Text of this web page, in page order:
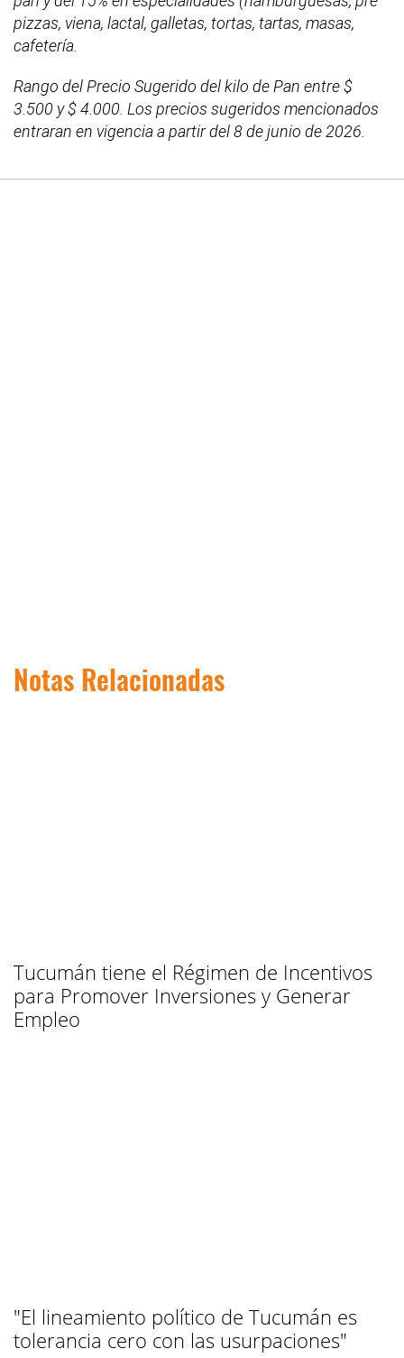
pizzas, viena, lactal, galletas, tortas, tartas, masas,
cafetería.
Rango del Precio Sugerido del kilo de Pan entre $
3.500 y $ 4.000. Los precios sugeridos mencionados
entraran en vigencia a partir del 8 de junio de 2026.
Notas Relacionadas
Tucumán tiene el Régimen de Incentivos
para Promover Inversiones y Generar
Empleo
"El lineamiento político de Tucumán es
tolerancia cero con las usurpaciones"